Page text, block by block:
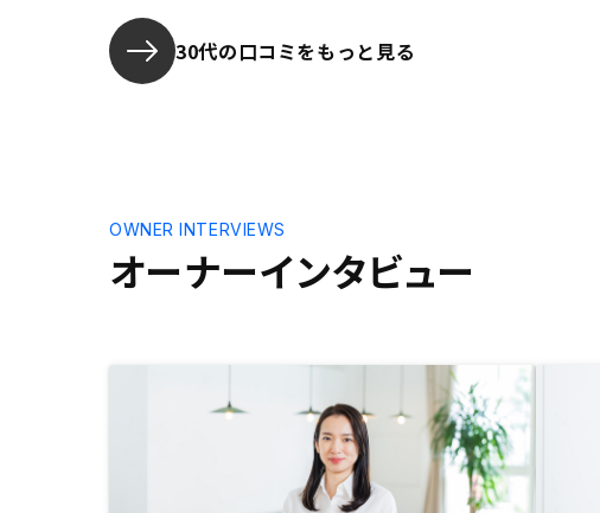
30代の口コミをもっと見る
オーナーインタビュー
OWNER INTERVIEWS